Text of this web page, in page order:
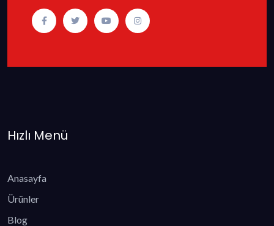
Hızlı Menü
Anasayfa
Ürünler
Blog